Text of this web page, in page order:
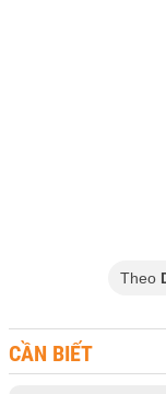
Theo
CẦN BIẾT